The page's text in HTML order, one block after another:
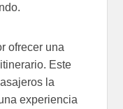
ofrecer una
Este
la
experiencia